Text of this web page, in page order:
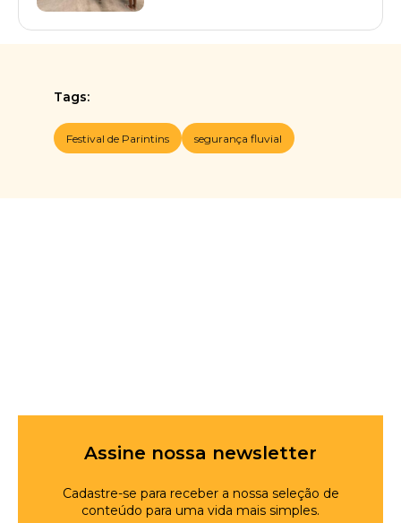
Tags:
Festival de Parintins segurança fluvial
Assine nossa newsletter
Cadastre-se para receber a nossa seleção de
conteúdo para uma vida mais simples.